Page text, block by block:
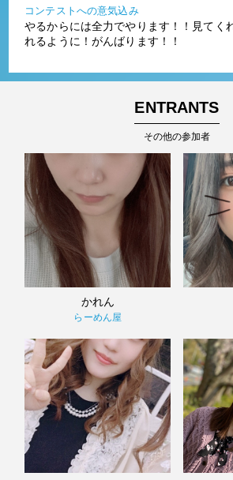
コンテストへの意気込み
やるからには全力でやります！！見てく
れるように！がんばります！！
ENTRANTS
その他の参加者
かれん
らーめん屋